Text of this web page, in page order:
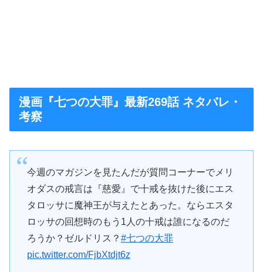
漫画『七つの大罪』最新269話 ネタバレ・
考察
今週のマガジンを見たんだが質問コーナーでメリ
オダスの戒言は『慈愛』で十戒を抜けた後にエス
タロッサに魔神王が与えたとあった。ならエスタ
ロッサの回想時のもう1人の十戒は誰になるのだ
ろうか？ゼルドリス？ #七つの大罪
pic.twitter.com/FjbXtdjt6z